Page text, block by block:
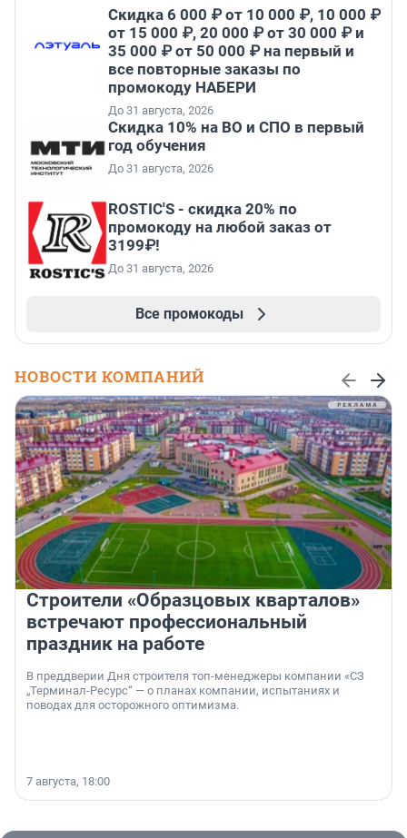
Скидка 6 000 ₽ от 10 000 ₽, 10 000 ₽
от 15 000 ₽, 20 000 ₽ от 30 000 ₽ и
35 000 ₽ от 50 000 ₽ на первый и
все повторные заказы по
промокоду НАБЕРИ
До 31 августа, 2026
Скидка 10% на ВО и СПО в первый
год обучения
До 31 августа, 2026
ROSTIC'S - скидка 20% по
промокоду на любой заказ от
3199₽!
До 31 августа, 2026
Все промокоды
НОВОСТИ КОМПАНИЙ
Строители «Образцовых кварталов»
встречают профессиональный
праздник на работе
В преддверии Дня строителя топ-менеджеры компании «СЗ
„Терминал-Ресурс“ — о планах компании, испытаниях и
поводах для осторожного оптимизма.
7 августа, 18:00